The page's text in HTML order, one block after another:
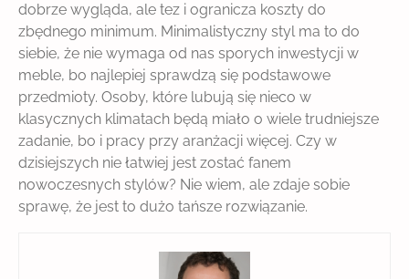
dobrze wygląda, ale tez i ogranicza koszty do
zbędnego minimum. Minimalistyczny styl ma to do
siebie, że nie wymaga od nas sporych inwestycji w
meble, bo najlepiej sprawdzą się podstawowe
przedmioty. Osoby, które lubują się nieco w
klasycznych klimatach będą miało o wiele trudniejsze
zadanie, bo i pracy przy aranżacji więcej. Czy w
dzisiejszych nie łatwiej jest zostać fanem
nowoczesnych stylów? Nie wiem, ale zdaje sobie
sprawę, że jest to dużo tańsze rozwiązanie.